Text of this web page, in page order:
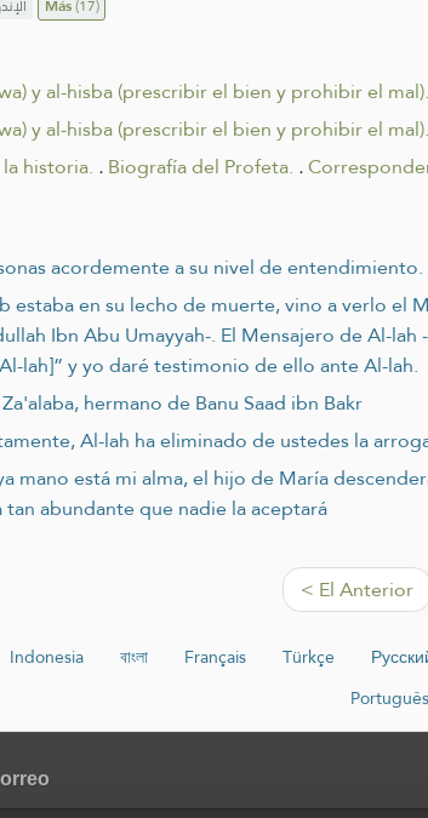
Más(17)
y al-hisba (prescribir el bien y prohibir el mal).
y al-hisba (prescribir el bien y prohibir el mal).
historia. .Biografía del Profeta. .
acordemente a su nivel de
estaba en su lecho de muerte, vino a verlo el
Ibn Abu Umayyah-. El Mensajero de Al-
lah]” y yo daré testimonio de ello ante Al-lah.
hermano de Banu Saad ibn Bakr
Al-lah ha eliminado de ustedes la
mano está mi alma, el hijo de María
abundante que nadie la aceptará
< El Anterior
Indonesia বাংলা Français Türkçe
Português